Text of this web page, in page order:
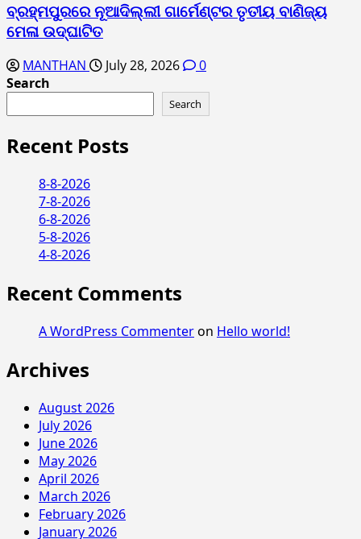
ବ୍ରହ୍ମପୁରରେ ନୂଆଦିଲ୍ଲୀ ଗାର୍ମେଣ୍ଟର ତୃତୀୟ ବାଣିଜ୍ୟ
ମେଳା ଉଦ୍ଘାଟିତ
MANTHAN July 28, 2026
0
Search
Search
Recent Posts
8-8-2026
7-8-2026
6-8-2026
5-8-2026
4-8-2026
Recent Comments
A WordPress Commenteron Hello world!
Archives
August 2026
July 2026
June 2026
May 2026
April 2026
March 2026
February 2026
January 2026